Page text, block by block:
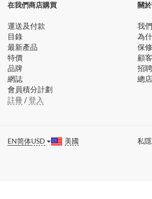
在我們商店購買
運送及付款
目錄
最新產品
特價
品牌
網誌
會員積分計劃
註冊/登入
關
我
為
保
顧
招聘
總店
EN简体USD 美國 私